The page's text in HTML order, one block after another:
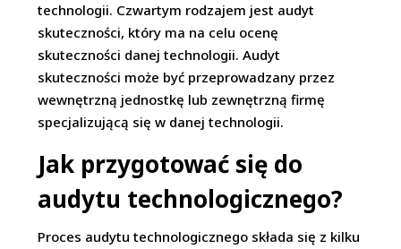
technologii. Czwartym rodzajem jest audyt
skuteczności, który ma na celu ocenę
skuteczności danej technologii. Audyt
skuteczności może być przeprowadzany przez
wewnętrzną jednostkę lub zewnętrzną firmę
specjalizującą się w danej technologii.
Jak przygotować się do
audytu technologicznego?
Proces audytu technologicznego składa się z kilku